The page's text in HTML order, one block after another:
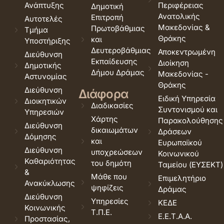
Ανάπτυξης
Αυτοτελές
Τμήμα
Υποστήριξης
Διεύθυνση
Δημοτικής
Αστυνομίας
Διεύθυνση
Διοικητικών
Υπηρεσιών
Διεύθυνση
Δόμησης
Διεύθυνση
Καθαριότητας
&
Ανακύκλωσης
Διεύθυνση
Κοινωνικής
Προστασίας,
Δημοτική
Επιτροπή
Πρωτοβάθμιας
και
Δευτεροβάθμιας
Εκπαίδευσης
Δήμου Δράμας
Διάφορα
Διαδικασίες
Χάρτης
δικαιωμάτων
και
υποχρεώσεων
του δημότη
Μάθε που
ψηφίζεις
Υπηρεσίες
Τ.Π.Ε.
Περιφέρειας
Ανατολικής
Μακεδονίας &
Θράκης
Αποκεντρωμένη
Διοίκηση
Μακεδονίας -
Θράκης
Ειδική Υπηρεσία
Συντονισμού και
Παρακολούθησης
Δράσεων
Ευρωπαϊκού
Κοινωνικού
Ταμείου (ΕΥΣΕΚΤ)
Επιμελητήριο
Δράμας
ΚΕΔΕ
Ε.Ε.Τ.Α.Α.